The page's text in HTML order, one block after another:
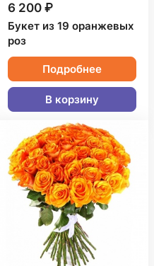
6 200 ₽
Букет из 19 оранжевых
роз
Подробнее
В корзину